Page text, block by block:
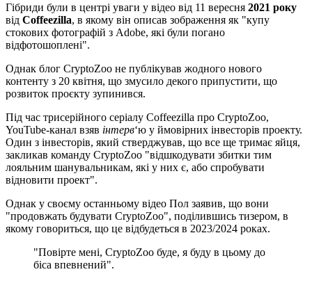
Гібриди були в центрі уваги у відео від 11 вересня 2021 року
від Coffeezilla, в якому він описав зображення як "купу
стокових фотографій з Adobe, які були погано
відфотошоплені".
Однак блог CryptoZoo не публікував жодного нового
контенту з 20 квітня, що змусило декого припустити, що
розвиток проєкту зупинився.
Під час трисерійного серіалу Coffeezilla про CryptoZoo,
YouTube-канал взяв інтерв‘ю у ймовірних інвесторів проекту.
Один з інвесторів, який стверджував, що все ще тримає яйця,
закликав команду CryptoZoo "відшкодувати збитки тим
лояльним шанувальникам, які у них є, або спробувати
відновити проект".
Однак у своєму останньому відео Пол заявив, що вони
"продовжать будувати CryptoZoo", поділившись тизером, в
якому говориться, що це відбудеться в 2023/2024 роках.
"Повірте мені, CryptoZoo буде, я буду в цьому до
біса впевнений".